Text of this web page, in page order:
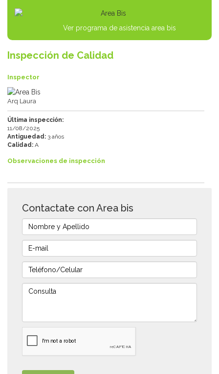
Ver programa de asistencia area bis
Inspección de Calidad
Inspector
Arq Laura
Última inspección:
11/08/2025
Antiguedad: 3 años
Calidad: A
Observaciones de inspección
Contactate con Area bis